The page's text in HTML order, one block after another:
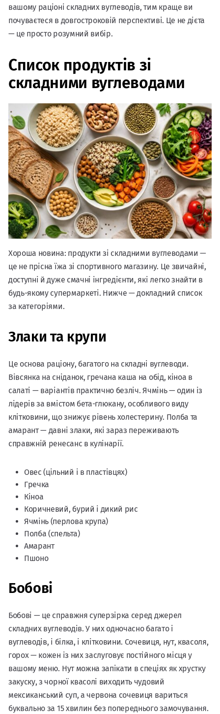
вашому раціоні складних вуглеводів, тим краще ви
почуваєтеся в довгостроковій перспективі. Це не дієта
— це просто розумний вибір.
Список продуктів зі
складними вуглеводами
Хороша новина: продукти зі складними вуглеводами —
це не прісна їжа зі спортивного магазину. Це звичайні,
доступні й дуже смачні інгредієнти, які легко знайти в
будь-якому супермаркеті. Нижче — докладний список
за категоріями.
Злаки та крупи
Це основа раціону, багатого на складні вуглеводи.
Вівсянка на сніданок, гречана каша на обід, кіноа в
салаті — варіантів практично безліч. Ячмінь — один із
лідерів за вмістом бета-глюкану, особливого виду
клітковини, що знижує рівень холестерину. Полба та
амарант — давні злаки, які зараз переживають
справжній ренесанс в кулінарії.
Овес (цільний і в пластівцях)
Гречка
Кіноа
Коричневий, бурий і дикий рис
Ячмінь (перлова крупа)
Полба (спельта)
Амарант
Пшоно
Бобові
Бобові — це справжня суперзірка серед джерел
складних вуглеводів. У них одночасно багато і
вуглеводів, і білка, і клітковини. Сочевиця, нут, квасоля,
горох — кожен із них заслуговує постійного місця у
вашому меню. Нут можна запікати в спеціях як хрустку
закуску, з чорної квасолі виходить чудовий
мексиканський суп, а червона сочевиця вариться
буквально за 15 хвилин без попереднього замочування.